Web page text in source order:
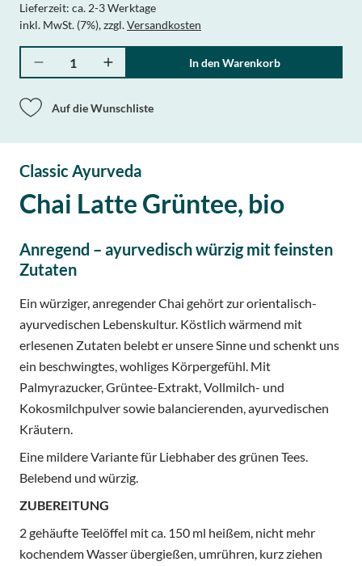
Lieferzeit: ca. 2-3 Werktage
inkl. MwSt. (7%),zzgl.Versandkosten
In den Warenkorb
Auf die Wunschliste
Classic Ayurveda
Chai Latte Grüntee, bio
Anregend – ayurvedisch würzig mit feinsten
Zutaten
Ein würziger, anregender Chai gehört zur orientalisch-
ayurvedischen Lebenskultur. Köstlich wärmend mit
erlesenen Zutaten belebt er unsere Sinne und schenkt uns
ein beschwingtes, wohliges Körpergefühl. Mit
Palmyrazucker, Grüntee-Extrakt, Vollmilch- und
Kokosmilchpulver sowie balancierenden, ayurvedischen
Kräutern.
Eine mildere Variante für Liebhaber des grünen Tees.
Belebend und würzig.
ZUBEREITUNG
2 gehäufte Teelöffel mit ca. 150 ml heißem, nicht mehr
kochendem Wasser übergießen, umrühren, kurz ziehen